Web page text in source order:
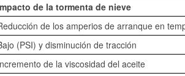
de la tormenta de nieve
de los amperios de arranque en
(PSI) y disminución de tracción
de la viscosidad del aceite